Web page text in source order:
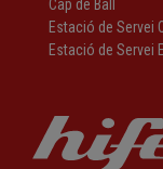
Cap de Ball
Estació de Servei
Estació de Servei